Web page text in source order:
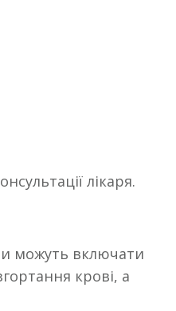
лікаря.
можуть включати
крові, а